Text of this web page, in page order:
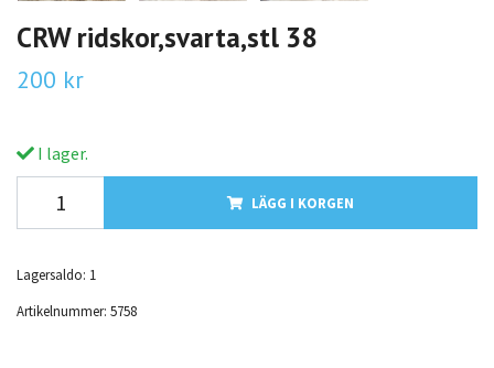
CRW ridskor,svarta,stl 38
200 kr
I lager.
LÄGG I KORGEN
Lagersaldo: 1
Artikelnummer: 5758